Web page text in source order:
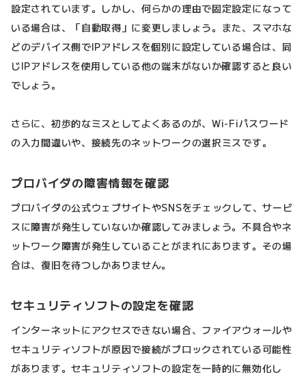
設定されています。しかし、何らかの理由で固定設定になって
いる場合は、「自動取得」に変更しましょう。また、スマホな
どのデバイス側でIPアドレスを個別に設定している場合は、同
じIPアドレスを使用している他の端末がないか確認すると良い
でしょう。
さらに、初歩的なミスとしてよくあるのが、Wi-Fiパスワード
の入力間違いや、接続先のネットワークの選択ミスです。
プロバイダの障害情報を確認
プロバイダの公式ウェブサイトやSNSをチェックして、サービ
スに障害が発生していないか確認してみましょう。不具合やネ
ットワーク障害が発生していることがまれにあります。その場
合は、復旧を待つしかありません。
セキュリティソフトの設定を確認
インターネットにアクセスできない場合、ファイアウォールや
セキュリティソフトが原因で接続がブロックされている可能性
があります。セキュリティソフトの設定を一時的に無効化し